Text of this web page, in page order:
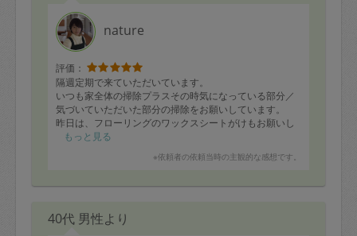
nature
評価：
隔週定期で来ていただいています。
いつも家全体の掃除プラスその時気になっている部分／
気づいていただいた部分の掃除をお願いしています。
昨日は、フローリングのワックスシートがけもお願いし
ました。
ードにたまった汚れに気付いていただき、こちらから指
だきました。
出産直後なのですが、「産後の家事は任せてください
もっと見る
※依頼者の依頼当時の主観的な感想です。
40代 男性より